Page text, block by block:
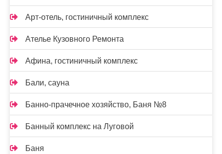
Арт-отель, гостиничный комплекс
Ателье Кузовного Ремонта
Афина, гостиничный комплекс
Бали, сауна
Банно-прачечное хозяйство, Баня №8
Банный комплекс на Луговой
Баня